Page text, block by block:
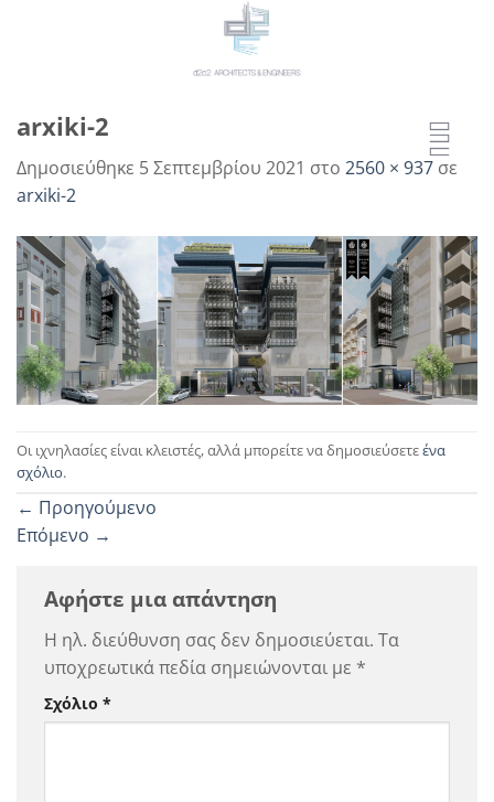
arxiki-2
Δημοσιεύθηκε 5 Σεπτεμβρίου 2021 στο 2560 × 937 σε
arxiki-2
Οι ιχνηλασίες είναι κλειστές, αλλά μπορείτε να δημοσιεύσετεένα
σχόλιο.
← Προηγούμενο
Επόμενο →
Αφήστε μια απάντηση
Η ηλ. διεύθυνση σας δεν δημοσιεύεται. Τα
υποχρεωτικά πεδία σημειώνονται με *
Σχόλιο *